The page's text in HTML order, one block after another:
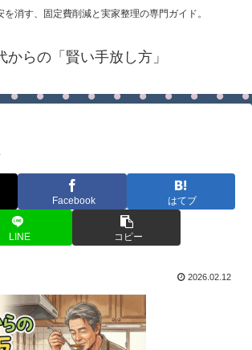
を消す、固定費削減と実家整理の専門ガイド。
からの「賢い手放し方」
Facebook はてブ
LINE コピー
2026.02.12